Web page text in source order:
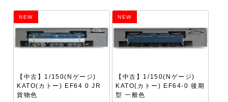
NEW
【中古】1/150(Nゲージ)
KATO(カトー) EF64 0 JR
貨物色
NEW
【中古】1/150(Nゲージ)
KATO(カトー) EF64-0 後期
型 一般色